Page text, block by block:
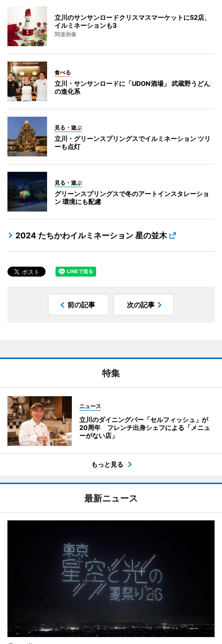
立川のサンサンロードクリスマスマーケットに52店、
イルミネーションも3
関連画像
食べる
立川・サンサンロードに「UDON酒場」 武蔵野うどん
の進化系
見る・遊ぶ
立川・グリーンスプリングスでイルミネーション ツリ
ーも点灯
見る・遊ぶ
グリーンスプリングスで冬のアートインスタレーショ
ン 環境にも配慮
2024 たちかわイルミネーション 星の並木
前の記事 次の記事
特集
ニュース
立川のダイニングバー「セルフィッシュ」が
20周年 フレンチ出身シェフによる「メニュ
ーがない店」
もっと見る
最新ニュース